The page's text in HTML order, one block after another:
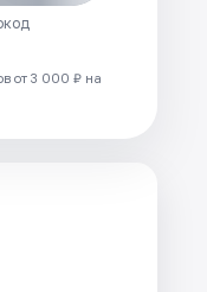
от 3 000 ₽ на